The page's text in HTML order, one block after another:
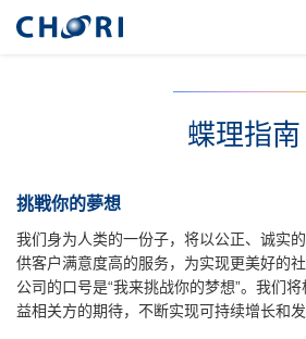
蝶理指南
挑戦你的夢想
我们身为人类的一份子，将以公正、诚实
供客户满意度高的服务，为实现更美好的社
公司的口号是“我来挑战你的梦想”。我们
益相关方的期待，不断实现可持续增长和发